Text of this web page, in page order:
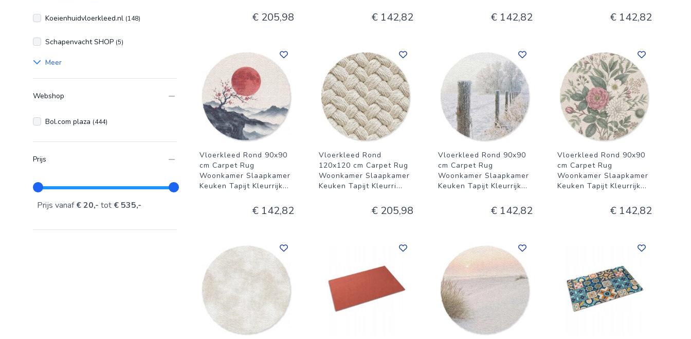
Koeienhuidvloerkleed.nl (148)
Schapenvacht SHOP (5)
Meer
Webshop
Bol.com plaza (444)
Prijs
Prijs vanaf€ 20,- tot € 535,-
€ 205,98 € 142,82 € 142,82 € 142,82
Vloerkleed Rond 90x90
cm Carpet Rug
Woonkamer Slaapkamer
Keuken Tapijt Kleurrijk...
€ 142,82
Vloerkleed Rond
120x120 cm Carpet Rug
Woonkamer Slaapkamer
Keuken Tapijt Kleurri...
€ 205,98
Vloerkleed Rond 90x90
cm Carpet Rug
Woonkamer Slaapkamer
Keuken Tapijt Kleurrijk...
€ 142,82
Vloerkleed Rond 90x90
cm Carpet Rug
Woonkamer Slaapkamer
Keuken Tapijt Kleurrijk...
€ 142,82